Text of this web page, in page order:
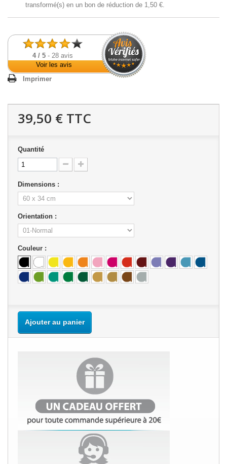
transformé(s) en un bon de réduction de 1,50 €.
4/ 5- 28 avis
Voir les avis
Imprimer
39,50 € TTC
Quantité
Dimensions :
Orientation :
Couleur :
Ajouter au panier